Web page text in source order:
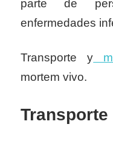
parte de
enfermedades
Transporte y
mortem vivo.
Transporte